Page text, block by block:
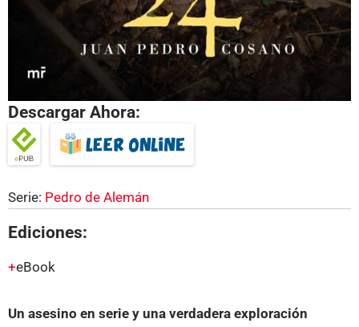
Descargar Ahora:
Serie: Pedro de Alemán
Ediciones:
eBook
Un asesino en serie y una verdadera exploración